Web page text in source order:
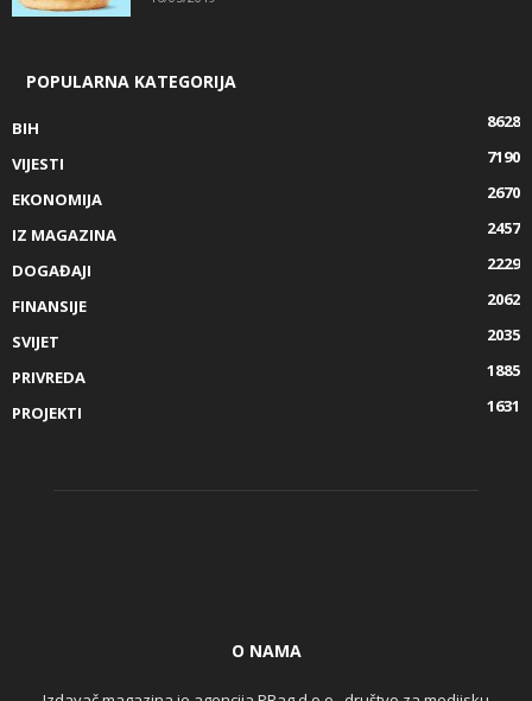
POPULARNA KATEGORIJA
BIH
8628
VIJESTI
7190
EKONOMIJA
2670
IZ MAGAZINA
2457
DOGAĐAJI
2229
FINANSIJE
2062
SVIJET
2035
PRIVREDA
1885
PROJEKTI
1631
O NAMA